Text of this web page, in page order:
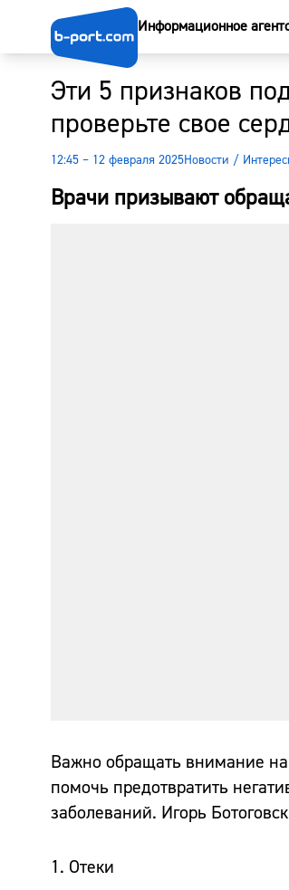
Информационное
Эти 5 признаков
проверьте свое
12:45 – 12 февраля 2025Новости /
Врачи призывают
Важно обращать внимание
помочь предотвратить
заболеваний. Игорь
1. Отеки